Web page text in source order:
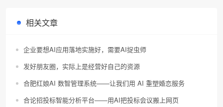
相关文章
企业要想AI应用落地实施好，需要AI捉虫师
发好朋友圈，实际上是经营好自己的资源
合肥红娘AI 数智管理系统——让我们用 AI 重塑婚恋服务
合论招投标智能分析平台——用AI把投标会议搬上网页